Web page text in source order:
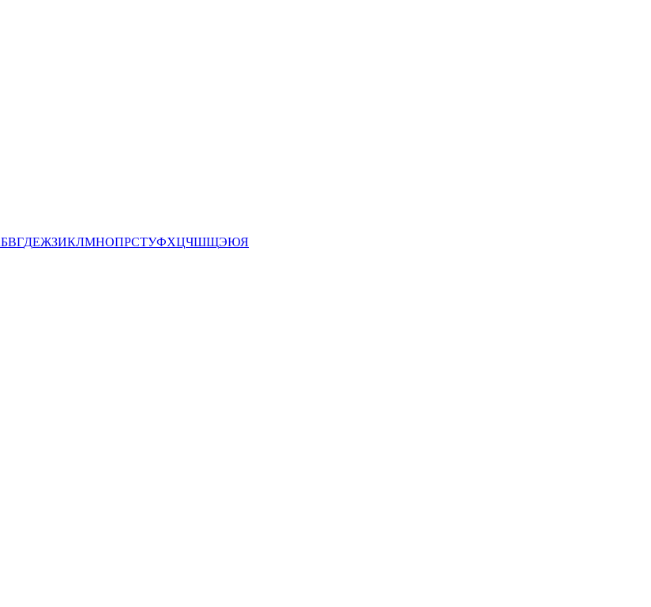
БВГДЕЖЗИКЛМНОПРСТУФХЦЧШЩЭЮЯ